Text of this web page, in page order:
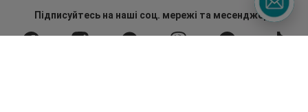
Підписуйтесьна наші соц. мережі та месенджери